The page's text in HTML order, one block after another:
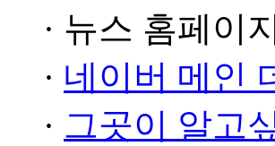
· 뉴스 홈페이
· 네이버 메인
· 그곳이 알고